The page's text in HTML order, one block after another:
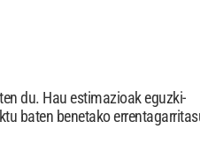
du. Hau estimazioak eguzki-
baten benetako